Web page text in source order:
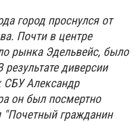
город проснулся от
Почти в центре
рынка Эдельвейс, было
диверсии
СБУ Александр
он был посмертно
"Почетный гражданин